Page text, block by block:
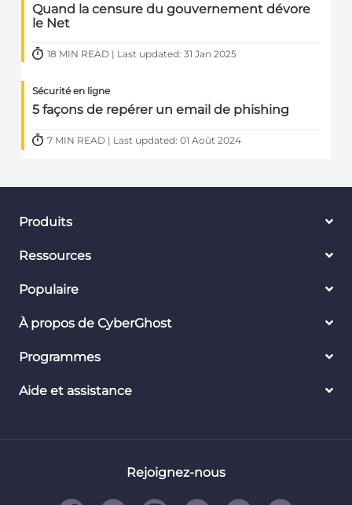
Quand la censure du gouvernement dévore
le Net
18 MIN READ | Last updated: 31 Jan 2025
Sécurité en ligne
5 façons de repérer un email de phishing
7 MIN READ | Last updated: 01 Août 2024
Produits
Ressources
Populaire
À propos de CyberGhost
Programmes
Aide et assistance
Rejoignez-nous